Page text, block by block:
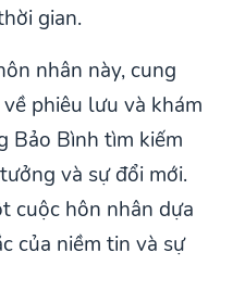
gian.
nhân này, cung
phiêu lưu và khám
Bảo Bình tìm kiếm
và sự đổi mới.
cuộc hôn nhân dựa
của niềm tin và sự